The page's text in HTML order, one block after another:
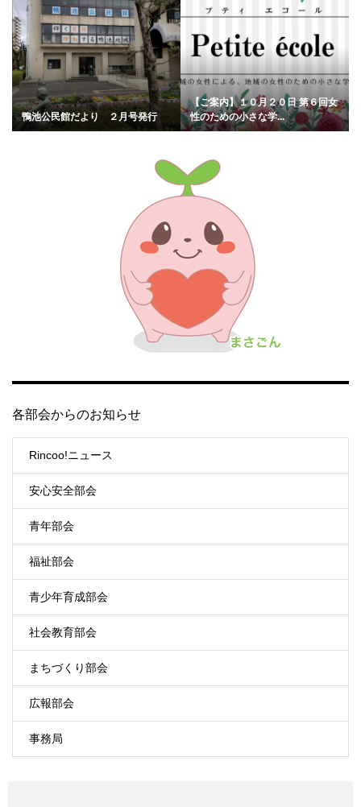
鴨池公民館だより ２月号発行
【ご案内】１０月２０日 第６回女
性のための小さな学...
各部会からのお知らせ
Rincoo!ニュース
安心安全部会
青年部会
福祉部会
青少年育成部会
社会教育部会
まちづくり部会
広報部会
事務局